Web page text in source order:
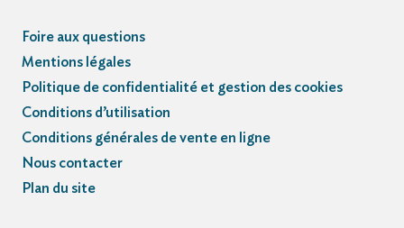
Foire aux questions
Mentions légales
Politique de confidentialité et gestion des cookies
Conditions d’utilisation
Conditions générales de vente en ligne
Nous contacter
Plan du site